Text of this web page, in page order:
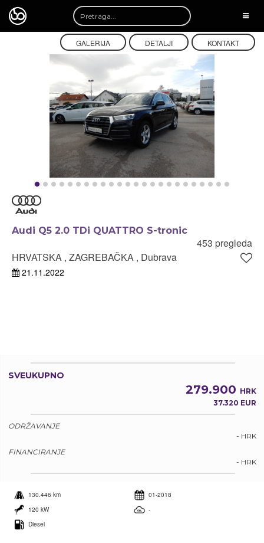
GALERIJA DETALJI KONTAKT
Audi Q5 2.0 TDi QUATTRO S-tronic
453 pregleda
HRVATSKA , ZAGREBAČKA , Dubrava
21.11.2022
SVEUKUPNO
279.900 HRK
37.320 EUR
ODRŽAVANJE
- HRK
FINANCIRANJE
- HRK
130.446 km
01-2018
120 kW
-
Diesel